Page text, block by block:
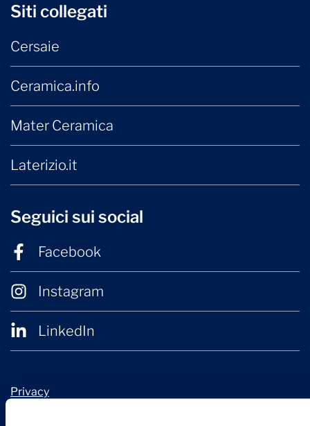
Siti collegati
Cersaie
Ceramica.info
Mater Ceramica
Laterizio.it
Seguici sui social
Facebook
Instagram
LinkedIn
Privacy